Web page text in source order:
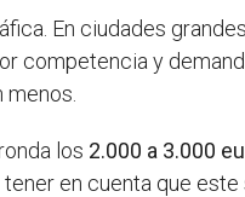
En ciudades
competencia y
los 2.000 a 3.000
en cuenta que